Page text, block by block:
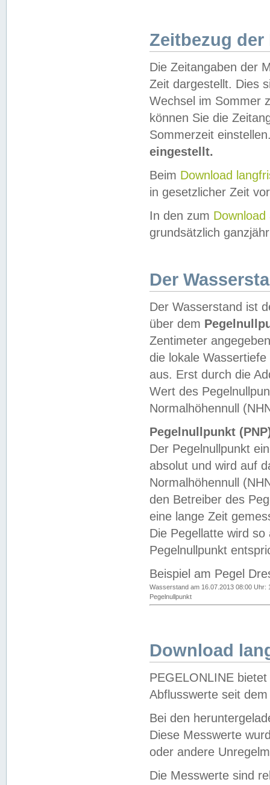
Zeitbezug der
Die Zeitangaben der
Zeit dargestellt. Dies
Wechsel im Sommer
können Sie die
Sommerzeit
eingestellt.
Beim Download
in gesetzlicher Zeit
In den zum Download
grundsätzlich
Der
Der Wasserstand ist
über dem
Zentimeter
die lokale
aus. Erst durch die
Wert des
Normalhöhennull
Pegelnullpunkt
Der Pegelnullpunkt
absolut und wird auf
Normalhöhennull
den Betreiber des
eine lange Zeit
Die Pegellatte wird
Pegelnullpunkt
Beispiel am Pegel
Wasserstand am 16.07.2013 08:00 Uhr:
Pegelnullpunkt
Download
PEGELONLINE
Abflusswerte seit
Bei den
Diese Messwerte
oder andere
Die Messwerte sind